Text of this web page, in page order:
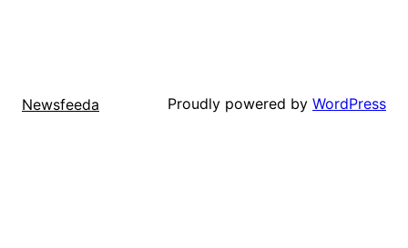
Newsfeeda Proudly powered by WordPress